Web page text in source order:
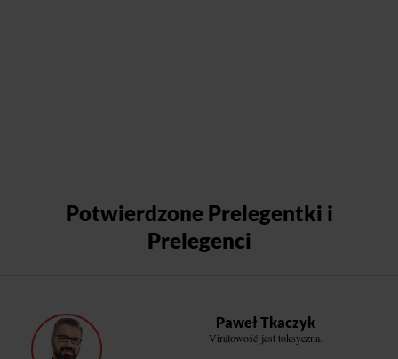
Potwierdzone Prelegentki i
Prelegenci
Paweł Tkaczyk
Viralowość jest toksyczna.